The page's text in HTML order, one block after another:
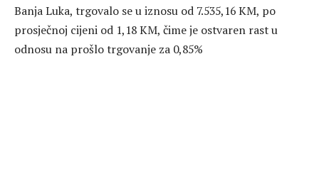
Banja Luka, trgovalo se u iznosu od 7.535,16 KM, po
prosječnoj cijeni od 1,18 KM, čime je ostvaren rast u
odnosu na prošlo trgovanje za 0,85%